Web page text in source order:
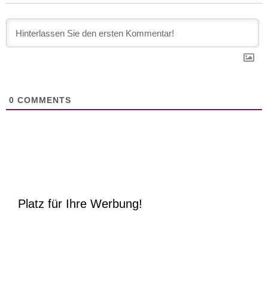
0 COMMENTS
Platz für Ihre Werbung!